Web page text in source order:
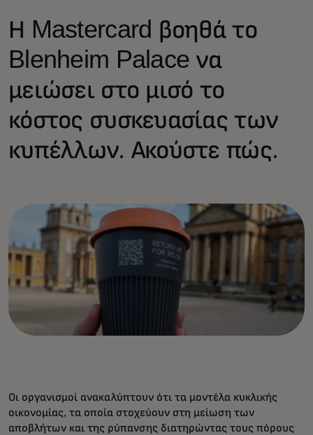
Η Mastercard βοηθά το
Blenheim Palace να
μειώσει στο μισό το
κόστος συσκευασίας των
κυπέλλων. Ακούστε πώς.
Οι οργανισμοί ανακαλύπτουν ότι τα μοντέλα κυκλικής
οικονομίας, τα οποία στοχεύουν στη μείωση των
αποβλήτων και της ρύπανσης διατηρώντας τους πόρους